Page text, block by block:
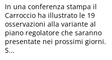
In una conferenza stampa il
Carroccio ha illustrato le 19
osservazioni alla variante al
piano regolatore che saranno
presentate nei prossimi giorni.
S...